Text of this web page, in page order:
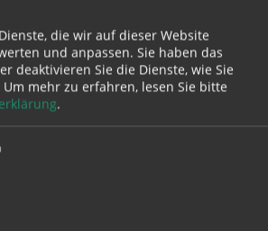
die wir auf dieser Website
und anpassen. Sie haben das
deaktivieren Sie die Dienste, wie Sie
Um mehr zu erfahren, lesen Sie bitte
.